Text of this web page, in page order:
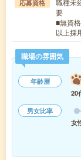
応募資格
職種未
要
■無資
以上採
職場の雰囲気
年齢層
20
男女比率
女